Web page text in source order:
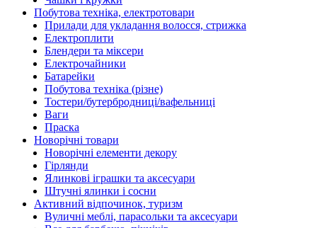
Побутова техніка, електротовари
Прилади для укладання волосся, стрижка
Електроплити
Блендери та міксери
Електрочайники
Батарейки
Побутова техніка (різне)
Тостери/бутербродниці/вафельниці
Ваги
Праска
Новорічні товари
Новорічні елементи декору
Гірлянди
Ялинкові іграшки та аксесуари
Штучні ялинки і сосни
Активний відпочинок, туризм
Вуличні меблі, парасольки та аксесуари